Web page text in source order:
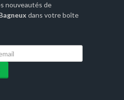
nouveautés de
dans votre boîte